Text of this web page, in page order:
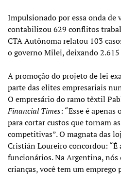
Impulsionado por essa onda de
contabilizou 629 conflitos
CTA Autônoma relatou 103
o governo Milei, deixando
A promoção do projeto de lei
parte das elites empresariais
O empresário do ramo têxtil
Financial Times: “Esse é
para cortar custos que tornam
competitivas”. O magnata das
Cristián Loureiro concordou: “É
funcionários. Na Argentina, nós
crianças, você tem um emprego